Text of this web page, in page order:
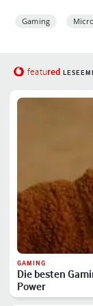
Gaming
featured
GAMING
Die besten
Power